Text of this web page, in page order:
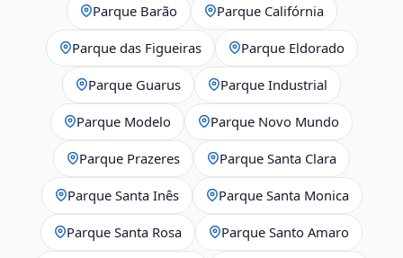
Parque Barão Parque Califórnia
Parque das Figueiras Parque Eldorado
Parque Guarus Parque Industrial
Parque Modelo Parque Novo Mundo
Parque Prazeres Parque Santa Clara
Parque Santa Inês Parque Santa Monica
Parque Santa Rosa Parque Santo Amaro